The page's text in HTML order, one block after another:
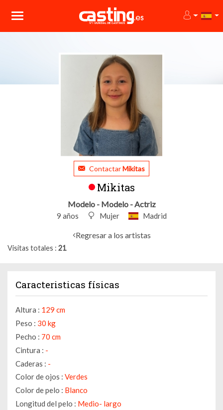
ContactarMikitas
Mikitas
Modelo - Modelo - Actriz
9 años Mujer Madrid
Regresar a los artistas
Visitas totales 21
Caracteristicas físicas
Altura : 129 cm
Peso : 30 kg
Pecho : 70 cm
Cintura : -
Caderas : -
Color de ojos : Verdes
Color de pelo : Blanco
Longitud del pelo : Medio- largo